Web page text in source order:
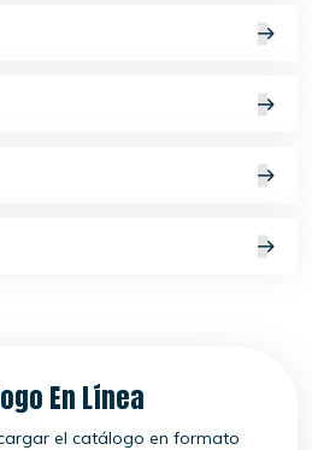
En Línea
el catálogo en formato